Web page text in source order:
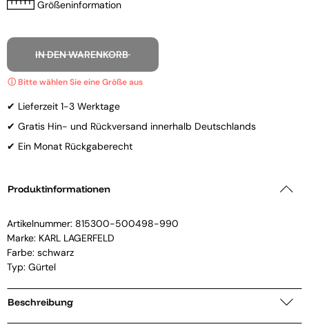
Größeninformation
IN DEN WARENKORB
✔ Lieferzeit 1-3 Werktage
✔ Gratis Hin- und Rückversand innerhalb Deutschlands
✔ Ein Monat Rückgaberecht
Produktinformationen
Artikelnummer: 815300-500498-990
Marke: KARL LAGERFELD
Farbe: schwarz
Typ: Gürtel
Beschreibung